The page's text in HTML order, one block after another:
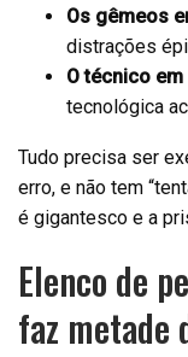
Os gêmeos
distrações
O técnico
tecnológica
Tudo precisa ser
erro, e não tem
é gigantesco e a
Elenco de
faz metade